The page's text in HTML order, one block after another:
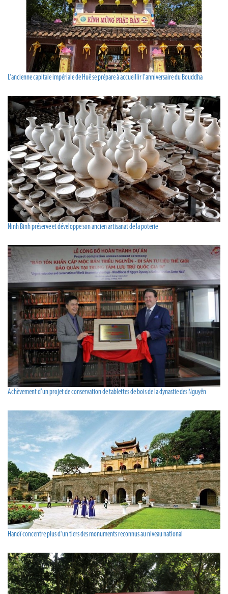
L'ancienne capitale impériale de Huê se prépare à accueillir l'anniversaire du Bouddha
Ninh Binh préserve et développe son ancien artisanat de la poterie
Achèvement d’un projet de conservation de tablettes de bois de la dynastie des Nguyên
Hanoï concentre plus d'un tiers des monuments reconnus au niveau national